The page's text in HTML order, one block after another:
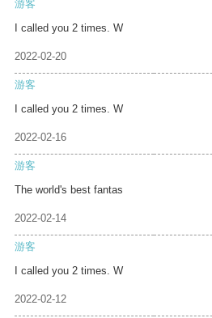
游客
I called you 2 times. W
2022-02-20
游客
I called you 2 times. W
2022-02-16
游客
The world's best fantas
2022-02-14
游客
I called you 2 times. W
2022-02-12